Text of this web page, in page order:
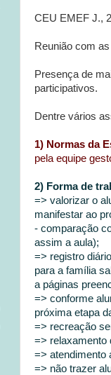
CEU EMEF J.,
Reunião com
Presença de
participativos.
Dentre vários
1) Normas da
pela equipe
2) Forma de
=> valorizar o
manifestar ao
- comparação
assim a aula);
=> registro
para a família
a páginas
=> conforme
próxima etapa
=> recreação
=> relaxamento
=> atendimento
=> não trazer